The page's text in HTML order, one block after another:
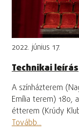
2022. június 17.
Technikai leírás
A színházterem
Emília terem) 180,
étterem (Krúdy
Tovább...